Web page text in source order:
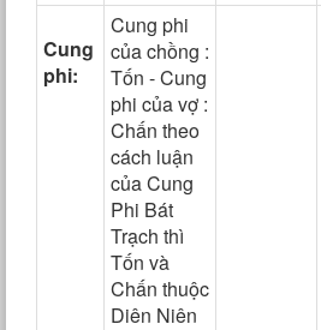
Cung
phi:
Cung phi
của chồng :
Tốn - Cung
phi của vợ :
Chấn theo
cách luận
của Cung
Phi Bát
Trạch thì
Tốn và
Chấn thuộc
Diên Niên